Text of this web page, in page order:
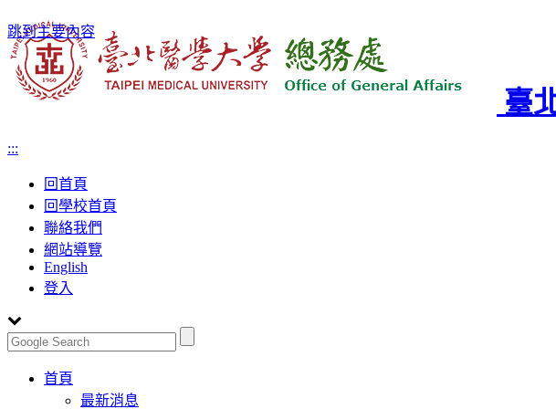
跳到主要內容
臺
:::
回首頁
回學校首頁
聯絡我們
網站導覽
English
登入
Toggle
navigation
首頁
最新消息